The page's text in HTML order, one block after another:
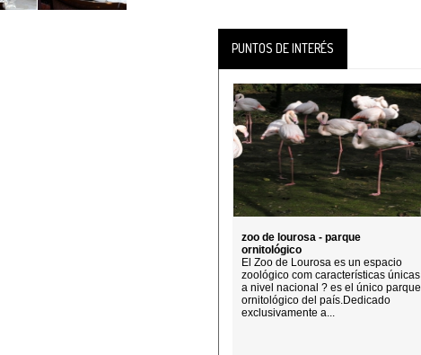
PUNTOS DE INTERÉS
zoo de lourosa - parque
ornitológico
El Zoo de Lourosa es un espacio
zoológico com características únicas
a nivel nacional ? es el único parque
ornitológico del país.Dedicado
exclusivamente a...